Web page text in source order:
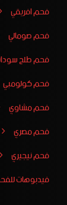
فحم افريقي
فحم صومالي
فحم طلح
فحم كولومبي
فحم مشاوي
فحم مصري
فحم نيجيري
فيدبوهات